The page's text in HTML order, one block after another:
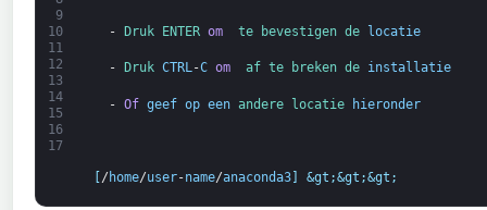
9
10
11
12
13
14
15
16
17
- Druk ENTER om te bevestigen de locatie
- Druk CTRL-C om af te breken de installatie
- Of geef op een andere locatie hieronder
/ home/user-name/anaconda3] &gt;&gt;&gt;